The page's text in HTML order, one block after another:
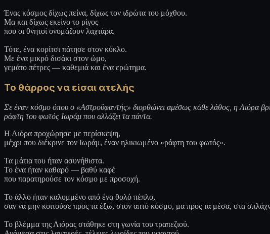
Ένας κόσμος δίχως πείνα, δίχως τον ιδρώτα του μόχθου.
Μα και δίχως εκείνο το ρίγος
που οι θνητοί ονομάζουν λαχτάρα.
Τότε, ένα κορίτσι πάτησε στον κύκλο.
Με ένα μικρό δισάκι στον ώμο,
γεμάτο πέτρες — καθεμιά και ένα ερώτημα.
Το θάρρος να είσαι ατελής
Σε έναν κόσμο όπου ο «Αστροϋφαντής» διορθώνει αμέσως κάθε λάθος, η Λιόρα
ράφτη του φωτός Ιωράμ που αλλάζει τα πάντα.
Η Λιόρα προχώρησε με περίσκεψη,
μέχρι που διέκρινε τον Ιωράμ, έναν ηλικιωμένο «ράφτη του φωτός».
Τα μάτια του ήταν ασυνήθιστα.
Το ένα ήταν καθαρό — βαθύ καφέ
που παρατηρούσε τον κόσμο με προσοχή.
Το άλλο ήταν καλυμμένο από ένα θολό πέπλο,
σαν να μην κοιτούσε προς τα έξω, στον απτό κόσμο, μα προς τα μέσα, στα
Το βλέμμα της Λιόρας στάθηκε στη γωνία του τραπεζιού.